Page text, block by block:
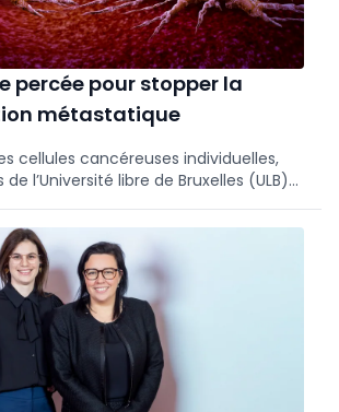
percée pour stopper la
métastatique
cellules cancéreuses individuelles,
l’Université libre de Bruxelles (ULB)
et identifié des régulateurs clés
révélant ainsi de nouvelles
pour bloquer la
La recherche a été
Communications.